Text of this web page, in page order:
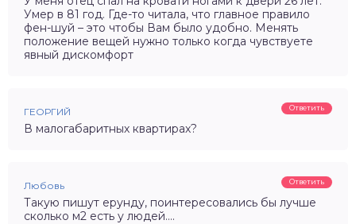
Умер в 81 год. Где-то читала, что главное правило
фен-шуй – это чтобы Вам было удобно. Менять
положение вещей нужно только когда чувствуете
явный дискомфорт
ГЕОРГИЙ Ответить
В малогабаритных квартирах?
Любовь Ответить
Такую пишут ерунду, поинтересовались бы лучше
сколько м2 есть у людей….